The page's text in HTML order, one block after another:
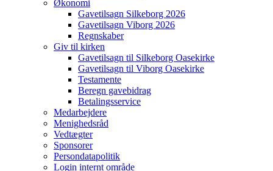
Økonomi
Gavetilsagn Silkeborg 2026
Gavetilsagn Viborg 2026
Regnskaber
Giv til kirken
Gavetilsagn til Silkeborg Oasekirke
Gavetilsagn til Viborg Oasekirke
Testamente
Beregn gavebidrag
Betalingsservice
Medarbejdere
Menighedsråd
Vedtægter
Sponsorer
Persondatapolitik
Login internt område